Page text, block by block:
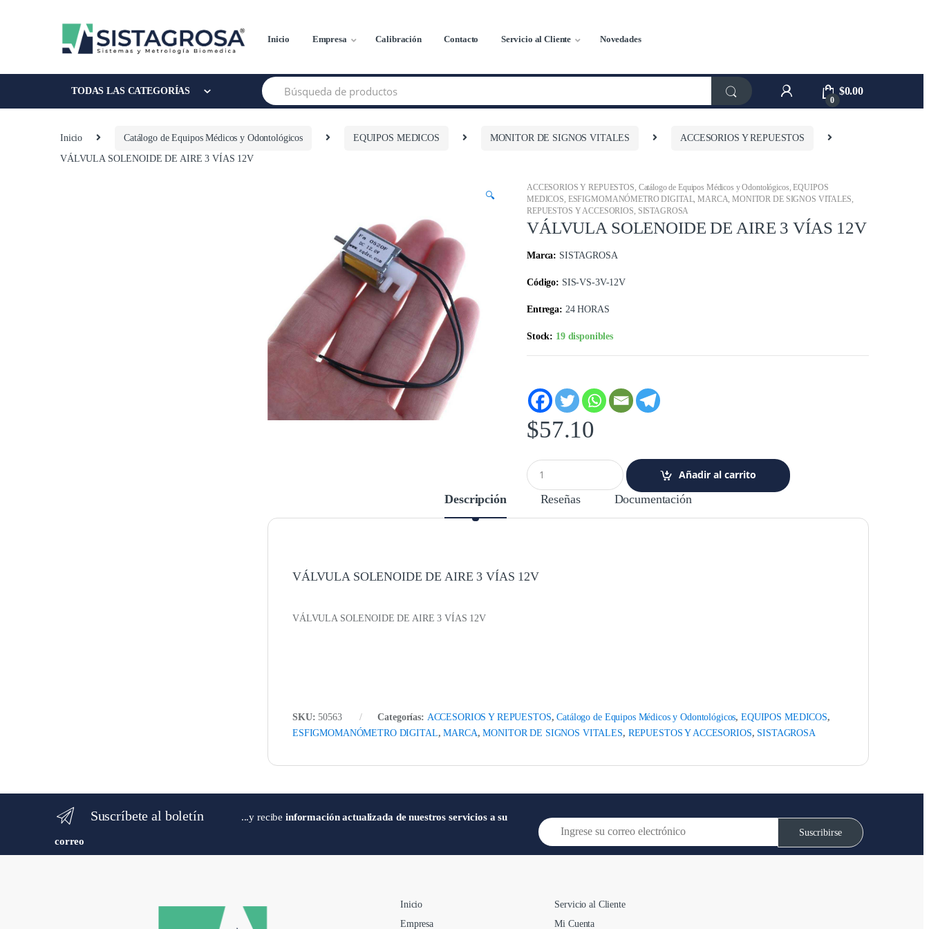
Inicio Empresa Calibración Contacto Servicio al Cliente Novedades
TODAS LAS CATEGORÍAS
Buscar:
0
$0.00
Inicio Catálogo de Equipos Médicos y Odontológicos EQUIPOS MEDICOS MONITOR DE SIGNOS VITALES
ACCESORIOS Y REPUESTOS
VÁLVULA SOLENOIDE DE AIRE 3 VÍAS 12V
🔍
ACCESORIOS Y REPUESTOS, Catálogo de Equipos Médicos y Odontológicos,EQUIPOS
MEDICOS, ESFIGMOMANÓMETRO DIGITAL,MARCA,MONITOR DE SIGNOS VITALES,
REPUESTOS Y ACCESORIOS, SISTAGROSA
VÁLVULA SOLENOIDE DE AIRE 3 VÍAS 12V
Marca: SISTAGROSA
Código: SIS-VS-3V-12V
Entrega: 24 HORAS
Stock: 19 disponibles
$57.10
C
a
Añadir al carrito
Descripción Reseñas Documentación
VÁLVULA SOLENOIDE DE AIRE 3 VÍAS 12V
VÁLVULA SOLENOIDE DE AIRE 3 VÍAS 12V
SKU:50563 Categorías: ACCESORIOS Y REPUESTOS,Catálogo de Equipos Médicos y Odontológicos,EQUIPOS MEDICOS,
ESFIGMOMANÓMETRO DIGITAL,MARCA,MONITOR DE SIGNOS VITALES, REPUESTOS Y ACCESORIOS, SISTAGROSA
Suscríbete al boletín ...y recibe información actualizada de nuestros servicios a su
correo
E
m
Suscribirse
Inicio
Empresa
Servicio al Cliente
Mi Cuenta